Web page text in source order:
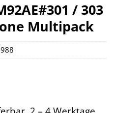
/ 303
Multipack